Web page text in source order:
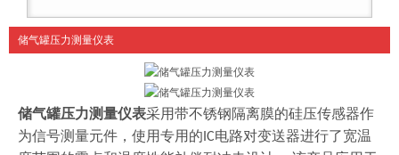
储气罐压力测量仪表
储气罐压力测量仪表采用带不锈钢隔离膜的硅压传感器作
为信号测量元件，使用专用的 IC电路对变送器进行了宽温